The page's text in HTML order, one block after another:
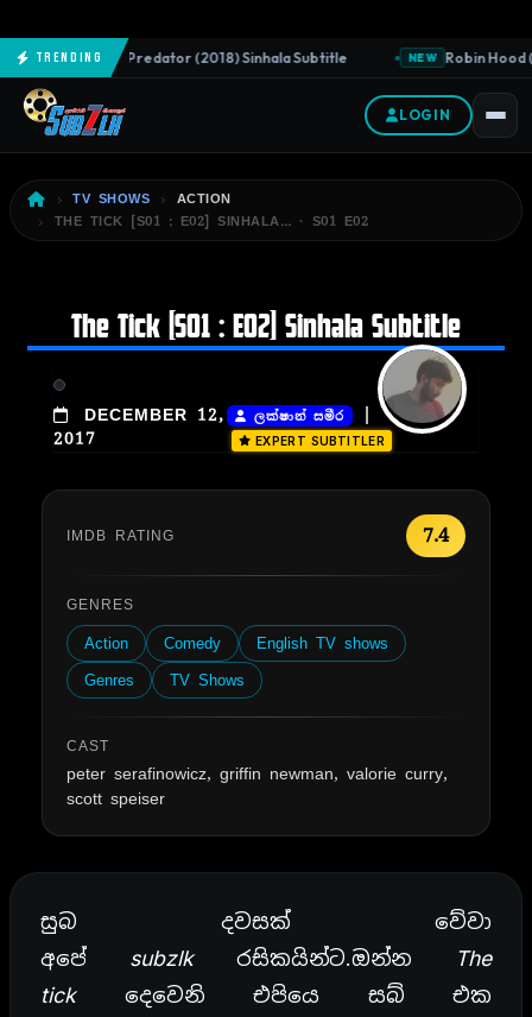
Trending
NEW The Predator (2018) Sinhala Subtitle NEW Robin Hood
LOGIN
TV SHOWS
ACTION
THE TICK [S01 : E02] SINHALA… · S01 E02
The Tick [S01 : E02] Sinhala Subtitle
DECEMBER 12,
2017
ලක්ෂාන් සමීර |
EXPERT SUBTITLER
IMDB RATING 7.4
GENRES
Action Comedy
English TV shows
Genres
TV Shows
CAST
peter serafinowicz, griffin newman, valorie curry,
scott speiser
සුබ දවසක් වේවා
අපේ subzlk රසිකයින්ට.ඔන්න
The
tickදෙවෙනි එපියෙ සබ් එක